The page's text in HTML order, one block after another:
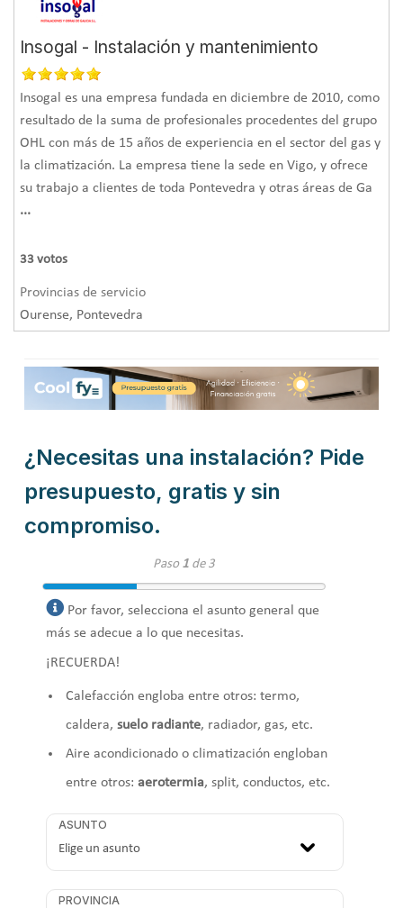
Insogal - Instalación y mantenimiento
Insogal es una empresa fundada en diciembre de 2010, como
resultado de la suma de profesionales procedentes del grupo
OHL con más de 15 años de experiencia en el sector del gas y
la climatización. La empresa tiene la sede en Vigo, y ofrece
su trabajo a clientes de toda Pontevedra y otras áreas de Ga
...
33 votos
Provincias de servicio
Ourense, Pontevedra
¿Necesitas una instalación? Pide
presupuesto, gratis y sin
compromiso.
Paso 1de 3
Por favor, selecciona el asunto general que
más se adecue a lo que necesitas.
¡RECUERDA!
Calefacción engloba entre otros: termo,
caldera, suelo radiante, radiador, gas, etc.
Aire acondicionado o climatización engloban
entre otros: aerotermia, split, conductos, etc.
ASUNTO
PROVINCIA